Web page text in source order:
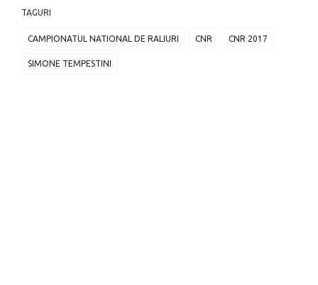
TAGURI
CAMPIONATUL NATIONAL DE RALIURI CNR CNR 2017
SIMONE TEMPESTINI